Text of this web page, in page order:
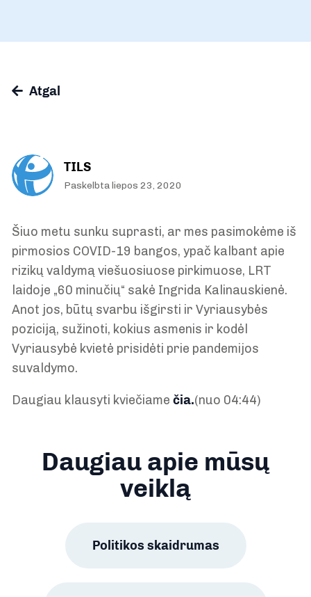
Atgal
TILS
Paskelbta liepos 23, 2020
Šiuo metu sunku suprasti, ar mes pasimokėme iš
pirmosios COVID-19 bangos, ypač kalbant apie
rizikų valdymą viešuosiuose pirkimuose, LRT
laidoje „60 minučių“ sakė Ingrida Kalinauskienė.
Anot jos, būtų svarbu išgirsti ir Vyriausybės
poziciją, sužinoti, kokius asmenis ir kodėl
Vyriausybė kvietė prisidėti prie pandemijos
suvaldymo.
Daugiau klausyti kviečiame čia.(nuo 04:44)
Daugiau apie mūsų
veiklą
Politikos skaidrumas